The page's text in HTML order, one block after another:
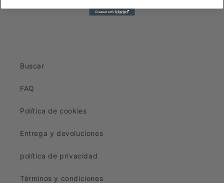
Buscar
FAQ
Política de cookies
Entrega y devoluciones
política de privacidad
Términos y condiciones